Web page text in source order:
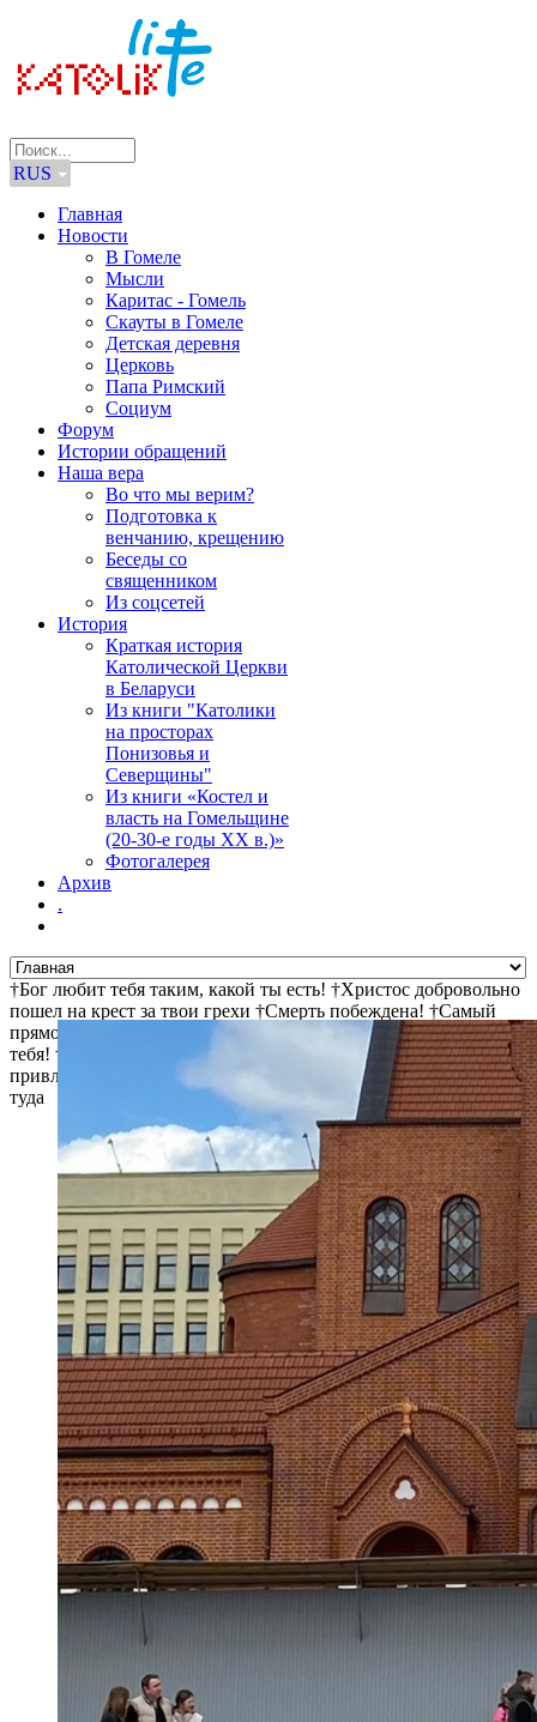
RUS
Главная
Новости
В Гомеле
Мысли
Каритас - Гомель
Скауты в Гомеле
Детская деревня
Церковь
Папа Римский
Социум
Форум
Истории обращений
Наша вера
Во что мы верим?
Подготовка к
венчанию, крещению
Беседы со
священником
Из соцсетей
История
Краткая история
Католической Церкви
в Беларуси
Из книги "Католики
на просторах
Понизовья и
Северщины"
Из книги «Костел и
власть на Гомельщине
(20-30-е годы ХХ в.)»
Фотогалерея
Архив
.
†Бог любит тебя таким, какой ты есть! †Христос добровольно
пошел на крест за твои грехи †Смерть побеждена! †Самый
прямой путь к спасению - не осуждай! †Иисус ищет и ждет
тебя! †Христос воскрес! †Дьявол не может сделать ад
привлекательным, поэтому он делает привлекательной дорогу
туда